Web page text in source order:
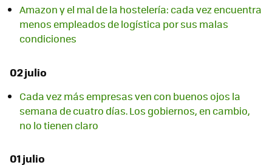
Amazon y el mal de la hostelería: cada vez encuentra
menos empleados de logística por sus malas
condiciones
02 julio
Cada vez más empresas ven con buenos ojos la
semana de cuatro días. Los gobiernos, en cambio,
no lo tienen claro
01 julio